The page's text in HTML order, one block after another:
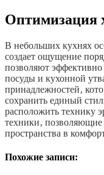
Оптимизация
В небольших кухнях
создает ощущение
позволяют
посуды и кухонной
принадлежностей‚
сохранить единый
расположить технику
техники‚
пространства в
Похожие записи: